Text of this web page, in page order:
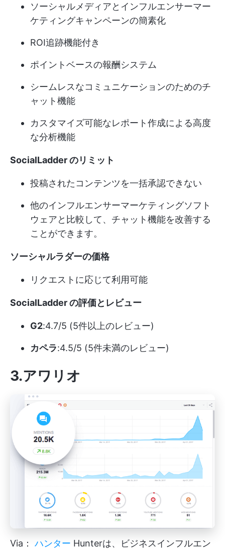
ソーシャルメディアとインフルエンサーマー
ケティングキャンペーンの簡素化
ROI追跡機能付き
ポイントベースの報酬システム
シームレスなコミュニケーションのためのチ
ャット機能
カスタマイズ可能なレポート作成による高度
な分析機能
SocialLadder のリミット
投稿されたコンテンツを一括承認できない
他のインフルエンサーマーケティングソフト
ウェアと比較して、チャット機能を改善する
ことができます。
ソーシャルラダーの価格
リクエストに応じて利用可能
SocialLadder の評価とレビュー
G2:4.7/5 (5件以上のレビュー)
カペラ:4.5/5 (5件未満のレビュー)
3.アワリオ
Via： ハンター Hunterは、ビジネスインフルエン